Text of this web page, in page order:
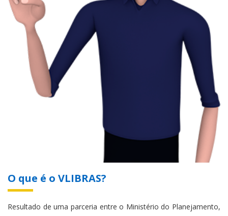
O que é o VLIBRAS?
Resultado de uma parceria entre o Ministério do Planejamento,